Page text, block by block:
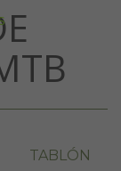
TABLÓN